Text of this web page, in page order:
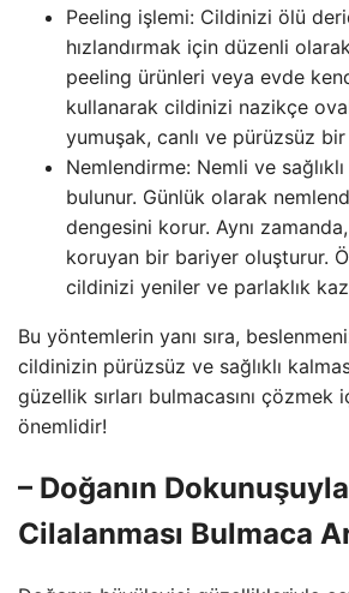
Peeling işlemi: Cildinizi ölü
hızlandırmak için düzenli
peeling ürünleri veya evde
kullanarak cildinizi nazikçe
yumuşak, canlı ve pürüzsüz
Nemlendirme: Nemli ve
bulunur. Günlük olarak
dengesini korur. Aynı
koruyan bir bariyer oluşturur.
cildinizi yeniler ve parlaklık
Bu yöntemlerin yanı sıra,
cildinizin pürüzsüz ve sağlıklı
güzellik sırları bulmacasını
önemlidir!
– Doğanın
Cilalanması Bulmaca